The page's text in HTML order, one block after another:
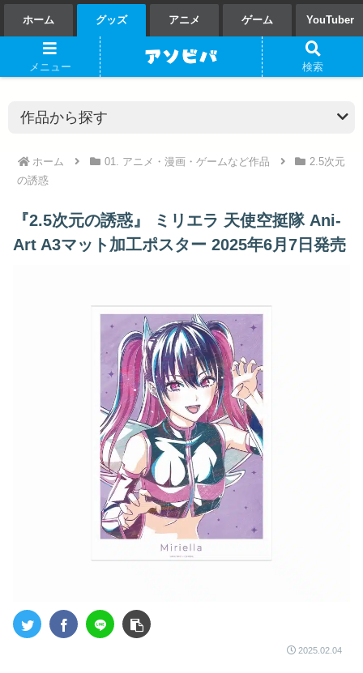
ホーム グッズ アニメ ゲーム YouTuber
ホーム 01. アニメ・漫画・ゲームなど作品
2.5次元
の誘惑
『2.5次元の誘惑』 ミリエラ 天使空挺隊 Ani-
Art A3マット加工ポスター 2025年6月7日発売
2025.02.04
メニュー 検索